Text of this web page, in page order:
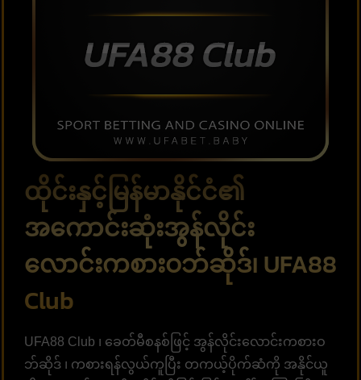
ထိုင်းနှင့်မြန်မာနိုင်ငံ၏
အကောင်းဆုံးအွန်လိုင်း
လောင်းကစားဝဘ်ဆိုဒ်၊ UFA88
Club
UFA88 Club ၊ ခေတ်မီစနစ်ဖြင့် အွန်လိုင်းလောင်းကစားဝ
ဘ်ဆိုဒ် ၊ ကစားရန်လွယ်ကူပြီး တကယ့်ပိုက်ဆံကို အနိုင်ယူ